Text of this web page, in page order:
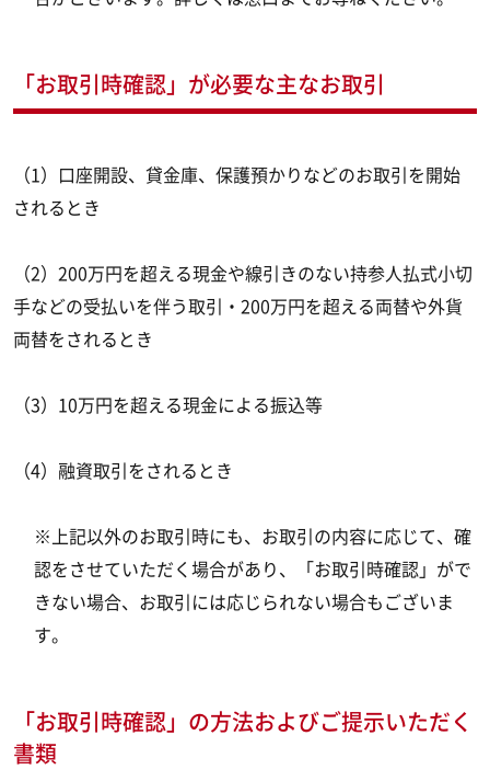
「お取引時確認」が必要な主なお取引
（1）口座開設、貸金庫、保護預かりなどのお取引を開始
されるとき
（2）200万円を超える現金や線引きのない持参人払式小切
手などの受払いを伴う取引・200万円を超える両替や外貨
両替をされるとき
（3）10万円を超える現金による振込等
（4）融資取引をされるとき
※上記以外のお取引時にも、お取引の内容に応じて、確
認をさせていただく場合があり、「お取引時確認」がで
きない場合、お取引には応じられない場合もございま
す。
「お取引時確認」の方法およびご提示いただく
書類